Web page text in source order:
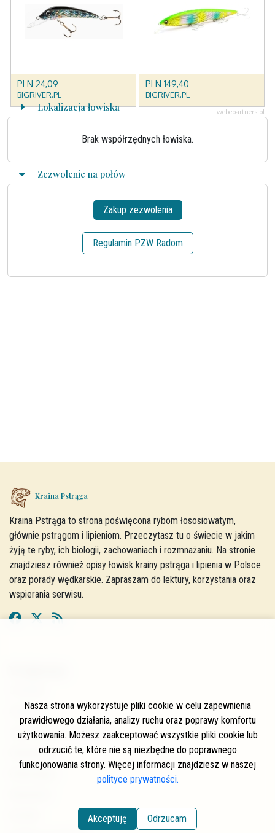
Lokalizacja łowiska
Brak współrzędnych łowiska.
Zezwolenie na połów
Zakup zezwolenia
Regulamin PZW Radom
Kraina Pstrąga
Kraina Pstrąga to strona poświęcona rybom łososiowatym,
głównie pstrągom i lipieniom. Przeczytasz tu o świecie w jakim
żyją te ryby, ich biologii, zachowaniach i rozmnażaniu. Na stronie
znajdziesz również opisy łowisk krainy pstrąga i lipienia w Polsce
oraz porady wędkarskie. Zapraszam do lektury, korzystania oraz
wspierania serwisu.
Autorzy
Często zadawane pytania
Współpraca
Nasza strona wykorzystuje pliki cookie w celu zapewnienia
prawidłowego działania, analizy ruchu oraz poprawy komfortu
użytkowania. Możesz zaakceptować wszystkie pliki cookie lub
odrzucić te, które nie są niezbędne do poprawnego
funkcjonowania strony. Więcej informacji znajdziesz w naszej
polityce prywatności.
Akceptuję Odrzucam